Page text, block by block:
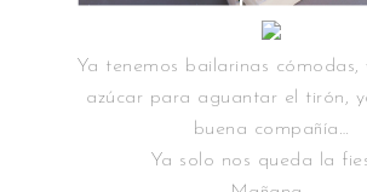
Ya tenemos bailarinas cómodas,
azúcar para aguantar el tirón,
buena compañía…
Ya solo nos queda la